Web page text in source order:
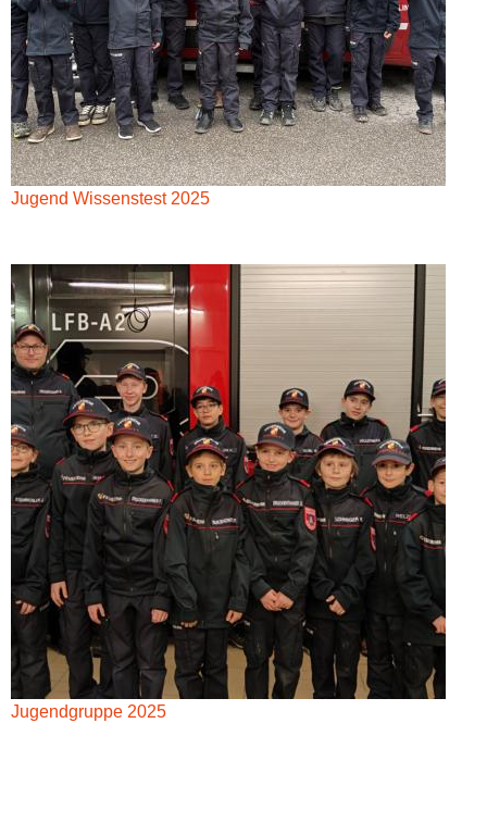
Jugend Wissenstest 2025
Jugendgruppe 2025